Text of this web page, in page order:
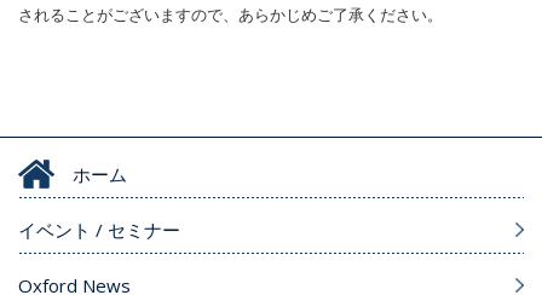
されることがございますので、あらかじめご了承ください。
ホーム
イベント / セミナー
Oxford News